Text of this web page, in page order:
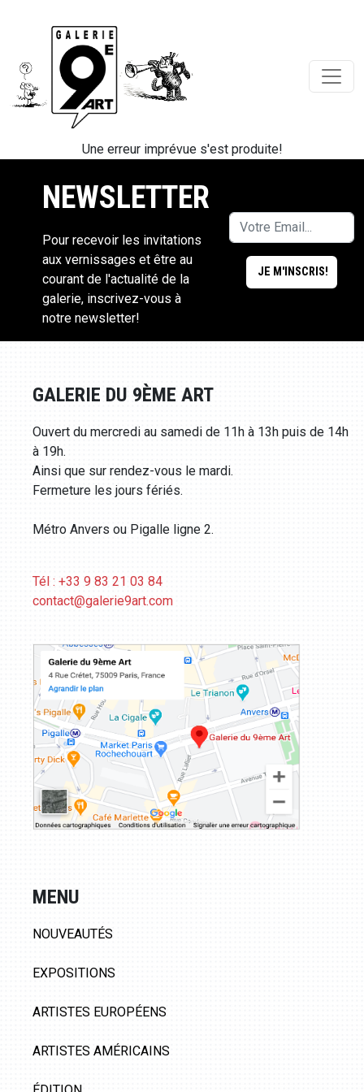
Une erreur imprévue s'est produite!
NEWSLETTER
Pour recevoir les invitations
aux vernissages et être au
courant de l'actualité de la
galerie, inscrivez-vous à
notre newsletter!
GALERIE DU 9ÈME ART
Ouvert du mercredi au samedi de 11h à 13h puis de 14h
à 19h.
Ainsi que sur rendez-vous le mardi.
Fermeture les jours fériés.
Métro Anvers ou Pigalle ligne 2.
Tél : +33 9 83 21 03 84
contact@galerie9art.com
MENU
NOUVEAUTÉS
EXPOSITIONS
ARTISTES EUROPÉENS
ARTISTES AMÉRICAINS